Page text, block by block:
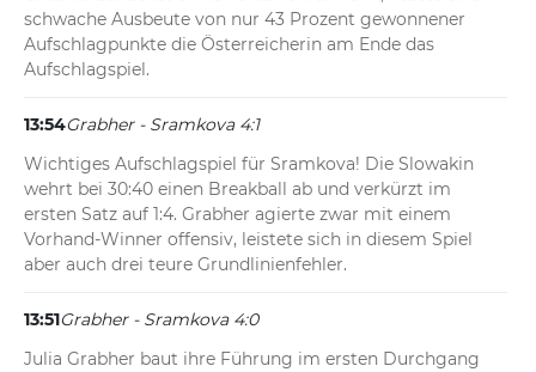
schwache Ausbeute von nur 43 Prozent gewonnener
Aufschlagpunkte die Österreicherin am Ende das
Aufschlagspiel.
13:54Grabher - Sramkova 4:1
Wichtiges Aufschlagspiel für Sramkova! Die Slowakin
wehrt bei 30:40 einen Breakball ab und verkürzt im
ersten Satz auf 1:4. Grabher agierte zwar mit einem
Vorhand-Winner offensiv, leistete sich in diesem Spiel
aber auch drei teure Grundlinienfehler.
13:51Grabher - Sramkova 4:0
Julia Grabher baut ihre Führung im ersten Durchgang